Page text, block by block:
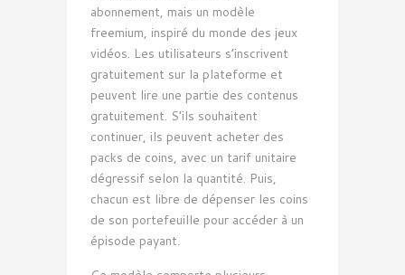
abonnement, mais un modèle
freemium, inspiré du monde des jeux
vidéos. Les utilisateurs s’inscrivent
gratuitement sur la plateforme et
peuvent lire une partie des contenus
gratuitement. S’ils souhaitent
continuer, ils peuvent acheter des
packs de coins, avec un tarif unitaire
dégressif selon la quantité. Puis,
chacun est libre de dépenser les coins
de son portefeuille pour accéder à un
épisode payant.